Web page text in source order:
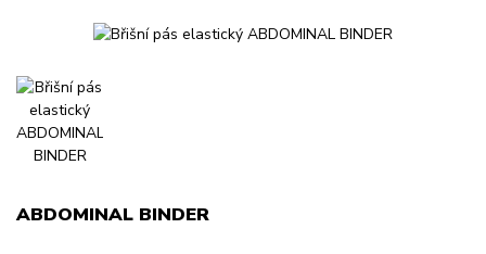
ABDOMINAL BINDER